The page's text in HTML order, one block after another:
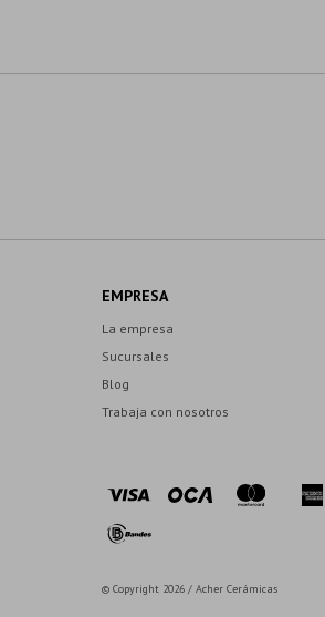
EMPRESA
La empresa
Sucursales
Blog
Trabaja con nosotros
© Copyright 2026 / Acher Cerámicas